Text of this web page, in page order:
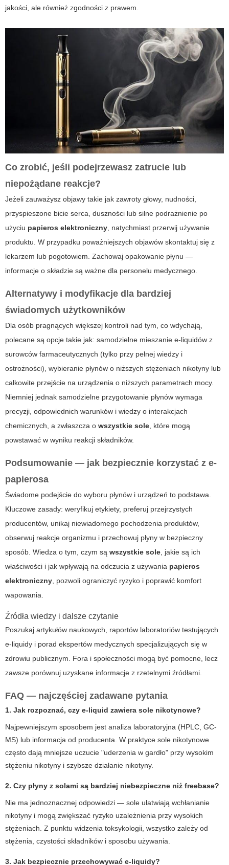
jakości, ale również zgodności z prawem.
Co zrobić, jeśli podejrzewasz zatrucie lub
niepożądane reakcje?
Jeżeli zauważysz objawy takie jak zawroty głowy, nudności,
przyspieszone bicie serca, duszności lub silne podrażnienie po
użyciu papieros elektroniczny , natychmiast przerwij używanie
produktu. W przypadku poważniejszych objawów skontaktuj się z
lekarzem lub pogotowiem. Zachowaj opakowanie płynu —
informacje o składzie są ważne dla personelu medycznego.
Alternatywy i modyfikacje dla bardziej
świadomych użytkowników
Dla osób pragnących większej kontroli nad tym, co wdychają,
polecane są opcje takie jak: samodzielne mieszanie e-liquidów z
surowców farmaceutycznych (tylko przy pełnej wiedzy i
ostrożności), wybieranie płynów o niższych stężeniach nikotyny lub
całkowite przejście na urządzenia o niższych parametrach mocy.
Niemniej jednak samodzielne przygotowanie płynów wymaga
precyzji, odpowiednich warunków i wiedzy o interakcjach
chemicznych, a zwłaszcza o wszystkie sole , które mogą
powstawać w wyniku reakcji składników.
Podsumowanie — jak bezpiecznie korzystać z e-
papierosa
Świadome podejście do wyboru płynów i urządzeń to podstawa.
Kluczowe zasady: weryfikuj etykiety, preferuj przejrzystych
producentów, unikaj niewiadomego pochodzenia produktów,
obserwuj reakcje organizmu i przechowuj płyny w bezpieczny
sposób. Wiedza o tym, czym są wszystkie sole , jakie są ich
właściwości i jak wpływają na odczucia z używania papieros
elektroniczny , pozwoli ograniczyć ryzyko i poprawić komfort
wapowania.
Źródła wiedzy i dalsze czytanie
Poszukaj artykułów naukowych, raportów laboratoriów testujących
e-liquidy i porad ekspertów medycznych specjalizujących się w
zdrowiu publicznym. Fora i społeczności mogą być pomocne, lecz
zawsze porównuj uzyskane informacje z rzetelnymi źródłami.
FAQ — najczęściej zadawane pytania
1. Jak rozpoznać, czy e-liquid zawiera sole nikotynowe?
Najpewniejszym sposobem jest analiza laboratoryjna (HPLC, GC-
MS) lub informacja od producenta. W praktyce sole nikotynowe
często dają mniejsze uczucie "uderzenia w gardło" przy wysokim
stężeniu nikotyny i szybsze działanie nikotyny.
2. Czy płyny z solami są bardziej niebezpieczne niż freebase?
Nie ma jednoznacznej odpowiedzi — sole ułatwiają wchłanianie
nikotyny i mogą zwiększać ryzyko uzależnienia przy wysokich
stężeniach. Z punktu widzenia toksykologii, wszystko zależy od
stężenia, czystości składników i sposobu używania.
3. Jak bezpiecznie przechowywać e-liquidy?